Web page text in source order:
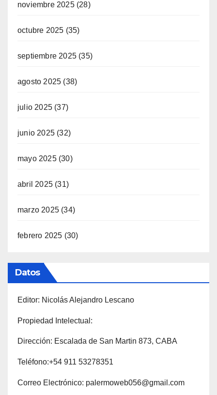
noviembre 2025(28)
octubre 2025 (35)
septiembre 2025 (35)
agosto 2025 (38)
julio 2025 (37)
junio 2025 (32)
mayo 2025(30)
abril 2025 (31)
marzo 2025 (34)
febrero 2025 (30)
Datos
Editor: Nicolás Alejandro Lescano
Propiedad Intelectual:
Dirección: Escalada de San Martin 873, CABA
Teléfono:+54 911 53278351
Correo Electrónico: palermoweb056@gmail.com